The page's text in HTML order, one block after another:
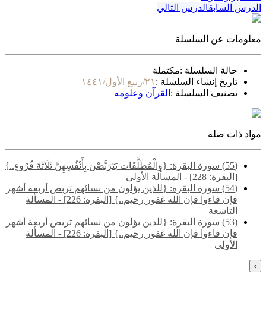
الدرس السابقالدرس التالي
معلومات عن السلسلة
حالة السلسلة :مكتملة
تاريخ إنشاء السلسلة : ٢١/ربيع الأول/١٤٤١
تصنيف السلسلة : القرآن وعلومه
مواد ذات صلة
(55) سورة البقرة: {وَالْمُطَلَّقَات يَتَرَبَّصْنَ بِأَنْفُسِهِنَّ ثَلَاثَةَ قُرُوءٍ..}
[البقرة: 228] - المسألة الأولى
(54) سورة البقرة: {للذين يؤلون من نسائهم تربص أربعة أشهر
فإن فاءوا فإن الله غفور رحيم..} [البقرة: 226] - المسألة
التاسعة
(53) سورة البقرة: {للذين يؤلون من نسائهم تربص أربعة أشهر
فإن فاءوا فإن الله غفور رحيم..} [البقرة: 226] - المسألة
الأولى
›